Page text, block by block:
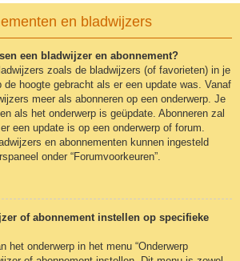
en bladwijzers
een bladwijzer en abonnement?
zoals de bladwijzers (of favorieten) in je
de hoogte gebracht als er een update was. Vanaf
meer als abonneren op een onderwerp. Je
als het onderwerp is geüpdate. Abonneren zal
een update is op een onderwerp of forum.
en abonnementen kunnen ingesteld
onder “Forumvoorkeuren”.
of abonnement instellen op specifieke
het onderwerp in het menu “Onderwerp